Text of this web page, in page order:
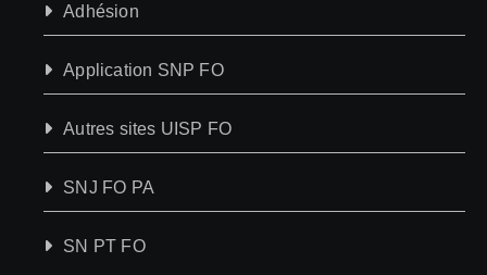
Adhésion
Application SNP FO
Autres sites UISP FO
SNJ FO PA
SN PT FO